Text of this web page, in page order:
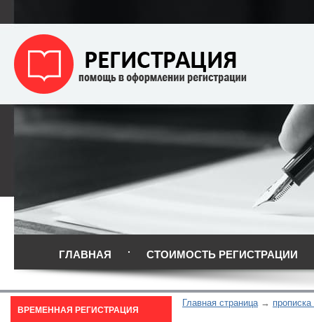
ГЛАВНАЯ СТОИМОСТЬ РЕГИСТРАЦИИ
Главная страница
ВРЕМЕННАЯ РЕГИСТРАЦИЯ